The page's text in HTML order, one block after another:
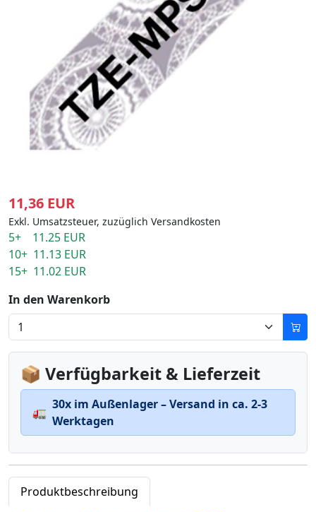
11,36 EUR
Exkl. Umsatzsteuer, zuzüglich Versandkosten
5+ 11.25 EUR
10+ 11.13 EUR
15+ 11.02 EUR
In den Warenkorb
📦 Verfügbarkeit & Lieferzeit
🚛
30x im Außenlager – Versand in ca. 2-3
Werktagen
Produktbeschreibung